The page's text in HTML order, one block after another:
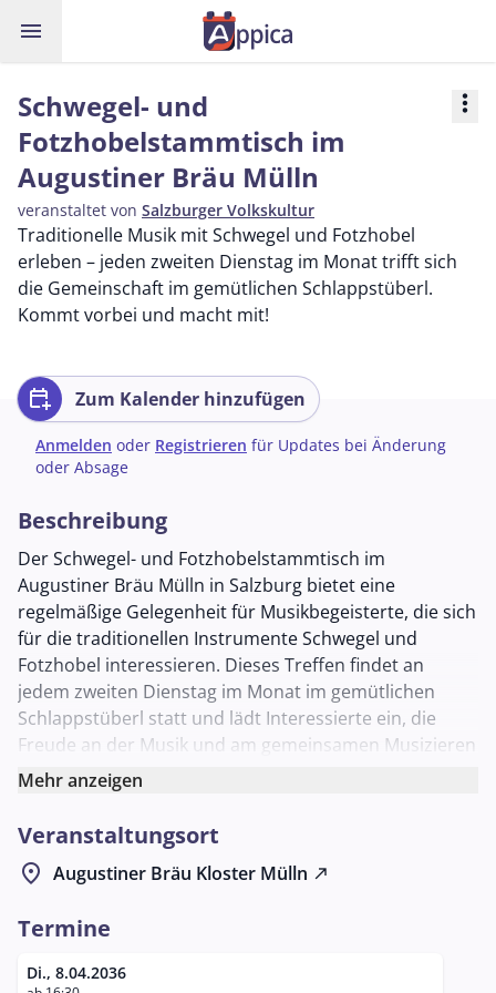
menu
Schwegel- und
Fotzhobelstammtisch im
Augustiner Bräu Mülln
veranstaltet von Salzburger Volkskultur
more_vert
Traditionelle Musik mit Schwegel und Fotzhobel
erleben – jeden zweiten Dienstag im Monat trifft sich
die Gemeinschaft im gemütlichen Schlappstüberl.
Kommt vorbei und macht mit!
calendar_add_on Zum Kalender hinzufügen
Anmelden oder Registrieren für Updates bei Änderung
oder Absage
Beschreibung
Der Schwegel- und Fotzhobelstammtisch im
Augustiner Bräu Mülln in Salzburg bietet eine
regelmäßige Gelegenheit für Musikbegeisterte, die sich
für die traditionellen Instrumente Schwegel und
Fotzhobel interessieren. Dieses Treffen findet an
jedem zweiten Dienstag im Monat im gemütlichen
Schlappstüberl statt und lädt Interessierte ein, die
Freude an der Musik und am gemeinsamen Musizieren
haben. Am 8. April 2036 um 18:30 Uhr wird der nächste
Stammtisch abgehalten.
Beim Stammtisch haben Teilnehmer die Möglichkeit,
sich über Techniken und Stücke auszutauschen sowie
gemeinsam zu musizieren. Die Schwegel, eine
Ziehharmonika, stehen im Mittelpunkt des Abends.
Diese Instrumente sind tief in der volksmusikalischen
Mehr anzeigen
Veranstaltungsort
location_on Augustiner Bräu Kloster Mülln north_east
Termine
Di., 8.04.2036